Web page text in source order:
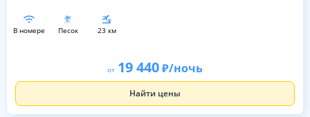
в номере песок 23 км
от 19 440 /ночь
Найти цены